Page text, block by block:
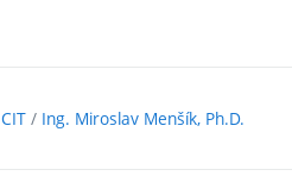
CIT / Ing. Miroslav Menšík, Ph.D.